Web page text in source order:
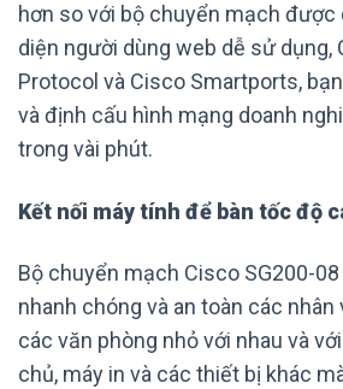
hơn so với bộ chuyển mạch được
diện người dùng web dễ sử dụng,
Protocol và Cisco Smartports,
và định cấu hình mạng doanh
trong vài phút.
Kết nối máy tính để bàn tốc độ
Bộ chuyển mạch Cisco SG200-
nhanh chóng và an toàn các
các văn phòng nhỏ với nhau và
chủ, máy in và các thiết bị khác